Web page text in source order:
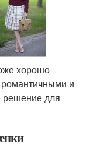
хорошо
романтичными и
решение для